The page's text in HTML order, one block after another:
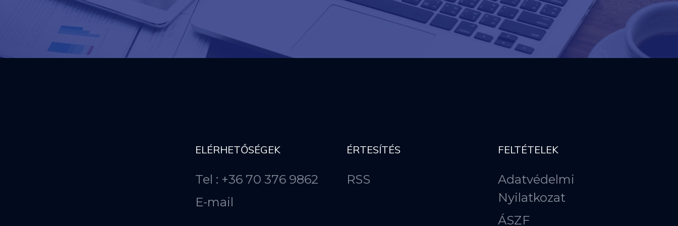
ELÉRHETŐSÉGEK
Tel : +36 70 376 9862
E-mail
ÉRTESÍTÉS
RSS
FELTÉTELEK
Adatvédelmi
Nyilatkozat
ÁSZF